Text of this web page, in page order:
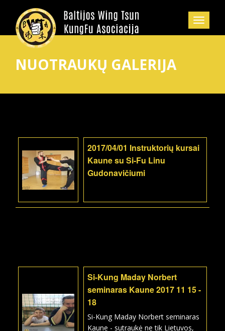
NUOTRAUKŲ GALERIJA
2017/04/01 Instruktorių kursai
Kaune su Si-Fu Linu
Gudonavičiumi
Si-Kung Maday Norbert
seminaras Kaune 2017 11 15 -
18
Si-Kung Maday Norbert seminaras
Kaune - sutraukė ne tik Lietuvos,